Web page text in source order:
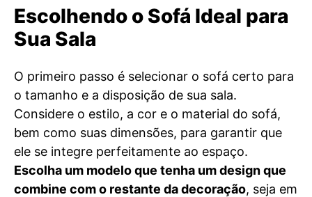
Escolhendo o Sofá Ideal para
Sua Sala
O primeiro passo é selecionar o sofá certo para
o tamanho e a disposição de sua sala.
Considere o estilo, a cor e o material do sofá,
bem como suas dimensões, para garantir que
ele se integre perfeitamente ao espaço.
Escolha um modelo que tenha um design que
combine com o restante da decoração, seja em